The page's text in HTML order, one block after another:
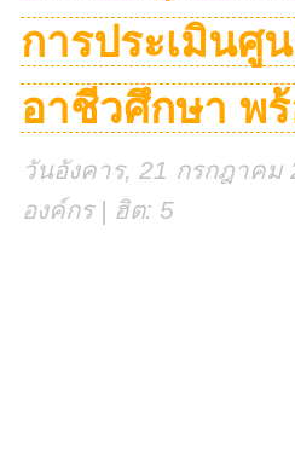
การประเมินศู
อาชีวศึกษา พ
วันอังคาร, 21 กรกฎาคม
องค์กร | ฮิต: 5